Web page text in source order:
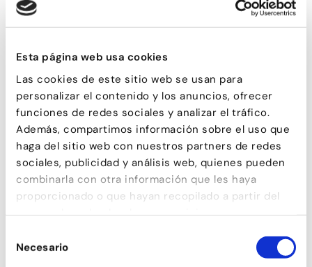
Esta página web usa cookies
Las cookies de este sitio web se usan para
personalizar el contenido y los anuncios, ofrecer
funciones de redes sociales y analizar el tráfico.
Además, compartimos información sobre el uso que
haga del sitio web con nuestros partners de redes
sociales, publicidad y análisis web, quienes pueden
combinarla con otra información que les haya
proporcionado o que hayan recopilado a partir del
uso que haya hecho de sus servicios.
deNecesario
BALLS DE SALÓ